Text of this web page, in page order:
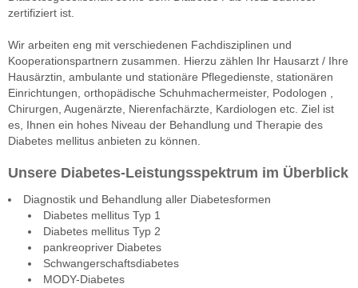
zertifiziert ist.
Wir arbeiten eng mit verschiedenen Fachdisziplinen und
Kooperationspartnern zusammen. Hierzu zählen Ihr Hausarzt / Ihre
Hausärztin, ambulante und stationäre Pflegedienste, stationären
Einrichtungen, orthopädische Schuhmachermeister, Podologen ,
Chirurgen, Augenärzte, Nierenfachärzte, Kardiologen etc. Ziel ist
es, Ihnen ein hohes Niveau der Behandlung und Therapie des
Diabetes mellitus anbieten zu können.
Unsere Diabetes-Leistungsspektrum im Überblick
Diagnostik und Behandlung aller Diabetesformen
Diabetes mellitus Typ 1
Diabetes mellitus Typ 2
pankreopriver Diabetes
Schwangerschaftsdiabetes
MODY-Diabetes